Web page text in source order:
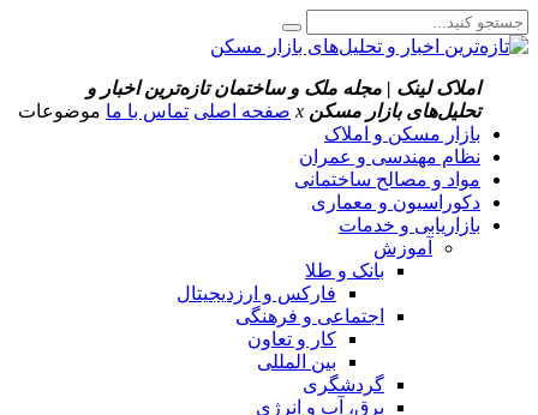
املاک لینک | مجله ملک و ساختمان تازه‌ترین اخبار و
تحلیل‌های بازار مسکن x صفحه اصلی تماس با ما موضوعات
بازار مسکن و املاک
نظام مهندسی و عمران
مواد و مصالح ساختمانی
دکوراسیون و معماری
بازاریابی و خدمات
آموزش
بانک و طلا
فارکس و ارزدیجیتال
اجتماعی و فرهنگی
کار و تعاون
بین المللی
گردشگری
برق، آب و انرژی